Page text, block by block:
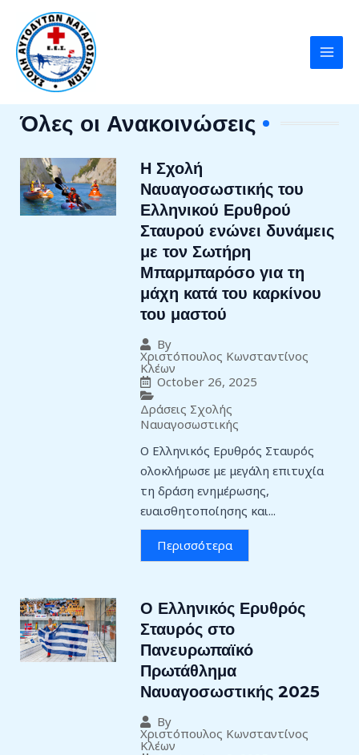
content
Όλες οι Ανακοινώσεις
Η Σχολή
Ναυαγοσωστικής του
Ελληνικού Ερυθρού
Σταυρού ενώνει δυνάμεις
με τον Σωτήρη
Μπαρμπαρόσο για τη
μάχη κατά του καρκίνου
του μαστού
By
Χριστόπουλος Κωνσταντίνος
Κλέων
October 26, 2025
Δράσεις Σχολής
Ναυαγοσωστικής
Ο Ελληνικός Ερυθρός Σταυρός
ολοκλήρωσε με μεγάλη επιτυχία
τη δράση ενημέρωσης,
ευαισθητοποίησης και...
Περισσότερα
Ο Ελληνικός Ερυθρός
Σταυρός στο
Πανευρωπαϊκό
Πρωτάθλημα
Ναυαγοσωστικής 2025
By
Χριστόπουλος Κωνσταντίνος
Κλέων